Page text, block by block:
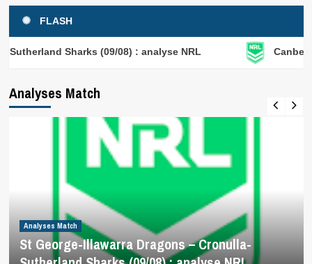
FLASH
(09/08) : analyse NRL Canberra Raiders –
Analyses Match
Analyses Match
St George-Illawarra Dragons – Cronulla-